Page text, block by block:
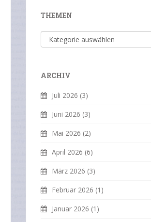
THEMEN
Themen
ARCHIV
Juli 2026 (3)
Juni 2026 (3)
Mai 2026 (2)
April 2026 (6)
März 2026 (3)
Februar 2026 (1)
Januar 2026 (1)